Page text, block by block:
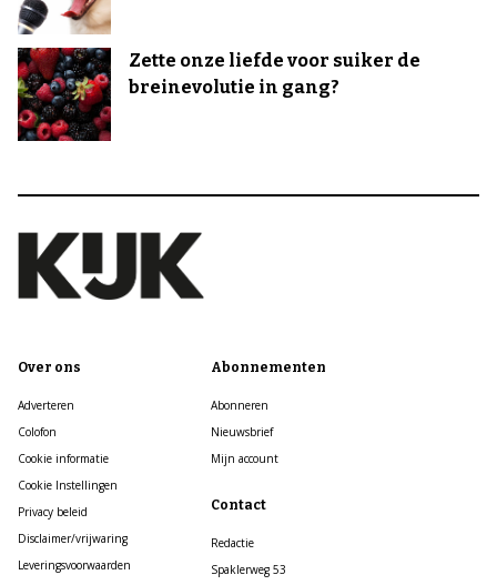
Zette onze liefde voor suiker de
breinevolutie in gang?
Over ons
Adverteren
Colofon
Cookie informatie
Cookie Instellingen
Privacy beleid
Disclaimer/vrijwaring
Leveringsvoorwaarden
Abonnementen
Abonneren
Nieuwsbrief
Mijn account
Contact
Redactie
Spaklerweg 53